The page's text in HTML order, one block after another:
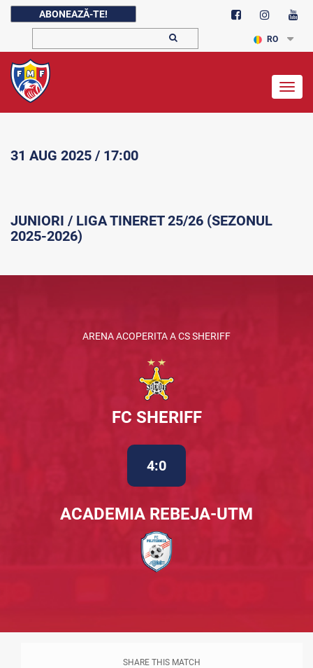
ABONEAZĂ-TE!
RO
31 AUG 2025 / 17:00
JUNIORI / LIGA TINERET 25/26 (SEZONUL
2025-2026)
ARENA ACOPERITA A CS SHERIFF
FC SHERIFF
4:0
ACADEMIA REBEJA-UTM
SHARE THIS MATCH